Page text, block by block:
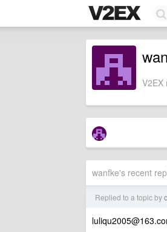
V2EX
wanfke's recent
Replied to a topic by